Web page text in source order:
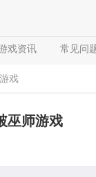
戏资讯 常见问
戏
巫师游戏